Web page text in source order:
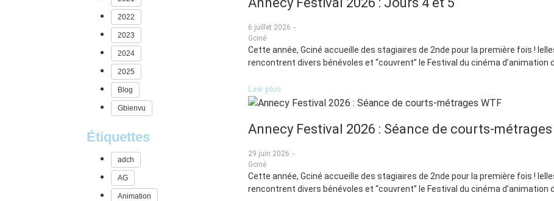
2022
2023
2024
2025
Blog
Gbienvu
Étiquettes
adch
AG
Animation
6 juillet 2026 -
Gciné
Cette année, Gciné accueille des stagiaires de 2nde pour la première fois !
rencontrent divers bénévoles et “couvrent” le Festival du cinéma d’animation
Lire plus
Annecy Festival 2026 : Séance de courts-métrages
29 juin 2026 -
Gciné
Cette année, Gciné accueille des stagiaires de 2nde pour la première fois !
rencontrent divers bénévoles et “couvrent” le Festival du cinéma d’animation